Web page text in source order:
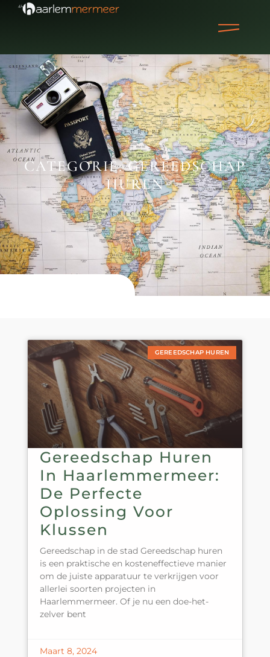
CATEGORIE: GEREEDSCHAP
HUREN
GEREEDSCHAP HUREN
Gereedschap Huren
In Haarlemmermeer:
De Perfecte
Oplossing Voor
Klussen
Gereedschap in de stad Gereedschap huren
is een praktische en kosteneffectieve manier
om de juiste apparatuur te verkrijgen voor
allerlei soorten projecten in
Haarlemmermeer. Of je nu een doe-het-
zelver bent
Maart 8, 2024